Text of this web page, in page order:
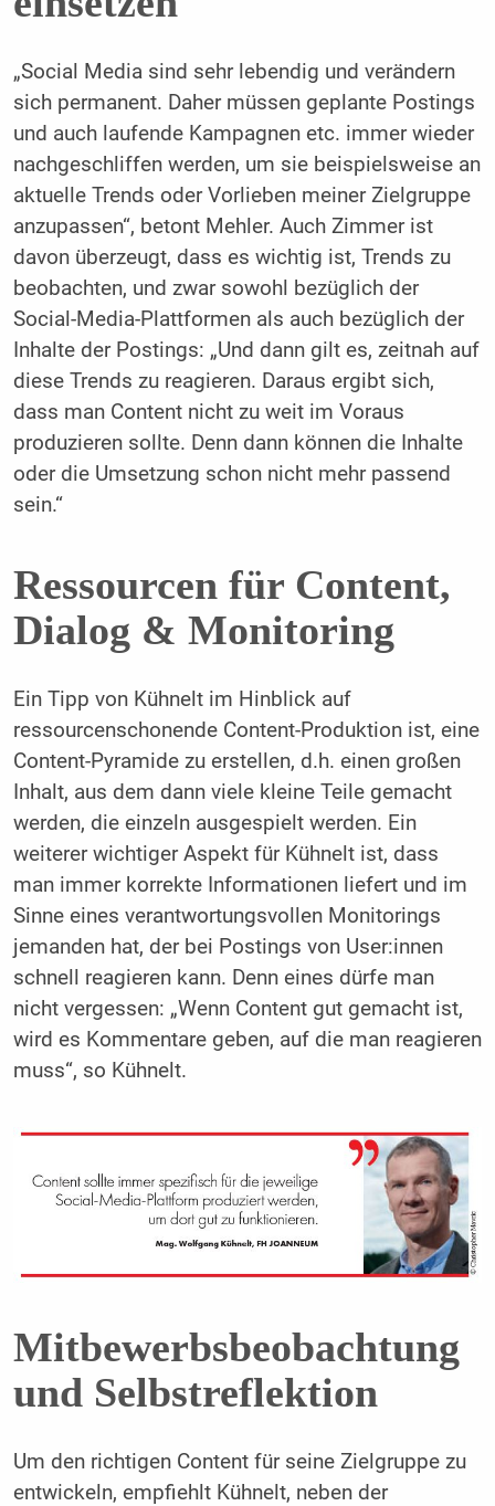
„Social Media sind sehr lebendig und verändern
sich permanent. Daher müssen geplante Postings
und auch laufende Kampagnen etc. immer wieder
nachgeschliffen werden, um sie beispielsweise an
aktuelle Trends oder Vorlieben meiner Zielgruppe
anzupassen“, betont Mehler. Auch Zimmer ist
davon überzeugt, dass es wichtig ist, Trends zu
beobachten, und zwar sowohl bezüglich der
Social-Media-Plattformen als auch bezüglich der
Inhalte der Postings: „Und dann gilt es, zeitnah auf
diese Trends zu reagieren. Daraus ergibt sich,
dass man Content nicht zu weit im Voraus
produzieren sollte. Denn dann können die Inhalte
oder die Umsetzung schon nicht mehr passend
sein.“
Ressourcen für Content,
Dialog & Monitoring
Ein Tipp von Kühnelt im Hinblick auf
ressourcenschonende Content-Produktion ist, eine
Content-Pyramide zu erstellen, d.h. einen großen
Inhalt, aus dem dann viele kleine Teile gemacht
werden, die einzeln ausgespielt werden. Ein
weiterer wichtiger Aspekt für Kühnelt ist, dass
man immer korrekte Informationen liefert und im
Sinne eines verantwortungsvollen Monitorings
jemanden hat, der bei Postings von User:innen
schnell reagieren kann. Denn eines dürfe man
nicht vergessen: „Wenn Content gut gemacht ist,
wird es Kommentare geben, auf die man reagieren
muss“, so Kühnelt.
Mitbewerbsbeobachtung
und ­Selbstreflektion
Um den richtigen Content für seine Zielgruppe zu
entwickeln, empfiehlt Kühnelt, neben der